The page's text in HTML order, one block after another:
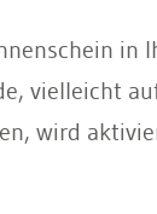
in
vielleicht
wird